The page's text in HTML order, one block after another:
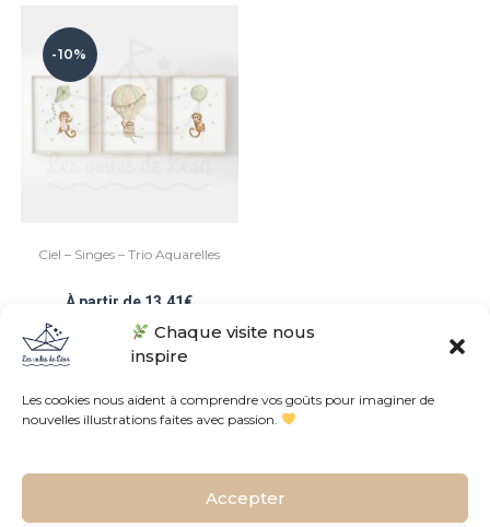
Chaque visite nous
inspire
Les cookies nous aident à comprendre vos goûts pour imaginer de
nouvelles illustrations faites avec passion.
Accepter
-10%
Ciel – Singes – Trio Aquarelles
À partir de 13,41€
Conditions Générales de Vente
Politique de confidentialités
L’histoire de l’atelier
Contact